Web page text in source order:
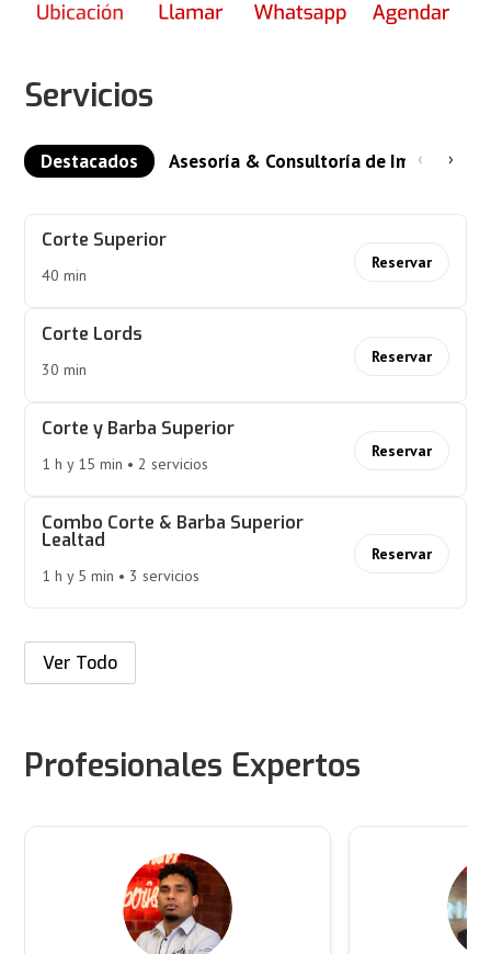
Servicios
Destacados Asesoría & Consultoría de Imagen
‹ ›
Corte Superior
40 min
Reservar
Corte Lords
30 min
Reservar
Corte y Barba Superior
1 h y 15 min • 2 servicios
Reservar
Combo Corte & Barba Superior
Lealtad
1 h y 5 min • 3 servicios
Reservar
Ver Todo
Profesionales Expertos